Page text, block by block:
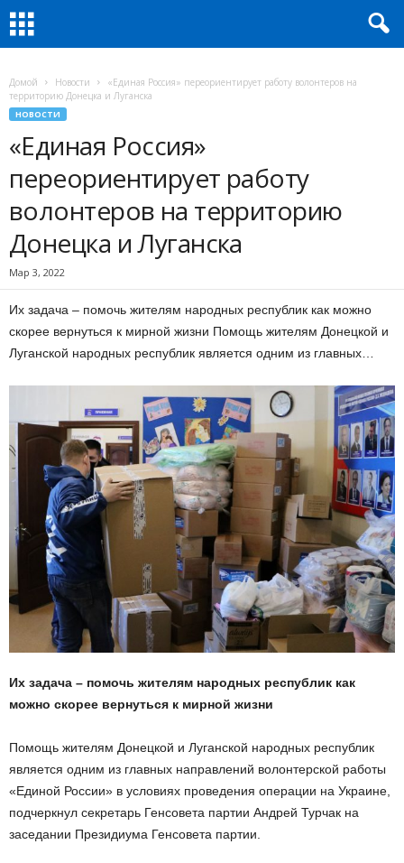
Домой Новости
«Единая Россия» переориентирует работу волонтеров на
территорию Донецка и Луганска
НОВОСТИ
«Единая Россия»
переориентирует работу
волонтеров на территорию
Донецка и Луганска
Мар 3, 2022
Их задача – помочь жителям народных республик как можно
скорее вернуться к мирной жизни Помощь жителям Донецкой и
Луганской народных республик является одним из главных…
Их задача – помочь жителям народных республик как
можно скорее вернуться к мирной жизни
Помощь жителям Донецкой и Луганской народных республик
является одним из главных направлений волонтерской работы
«Единой России» в условиях проведения операции на Украине,
подчеркнул секретарь Генсовета партии Андрей Турчак на
заседании Президиума Генсовета партии.